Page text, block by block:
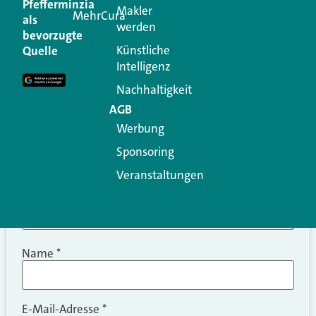
Ihre E-Mail-Adresse wird nicht veröffentlicht.
Erforderliche Felder sind mit
Kommentar
Name *
E-Mail-Adresse *
Pfefferminzia
als
bevorzugte
Quelle
MehrCuraMakler
werden
Künstliche
Intelligenz
Nachhaltigkeit
AGB
Werbung
Sponsoring
Veranstaltungen